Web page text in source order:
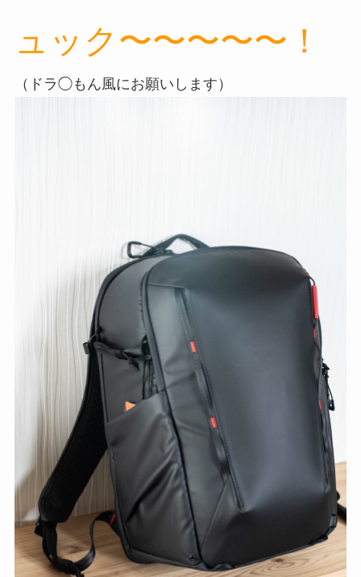
ュック〜〜〜〜〜！
（ドラ◯もん風にお願いします）